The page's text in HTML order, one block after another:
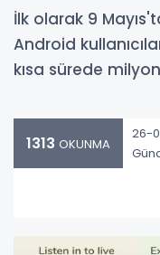
İlk olarak 9
Android
kısa sürede
1313 OKUNMA
26-